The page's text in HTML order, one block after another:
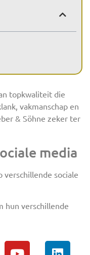
topkwaliteit die
vakmanschap en
& Söhne zeker ter
media
verschillende sociale
hun verschillende